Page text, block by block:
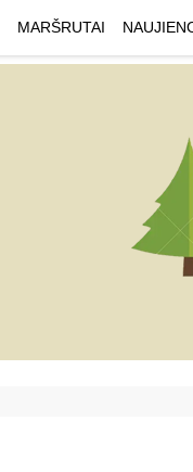
MARŠRUTAI